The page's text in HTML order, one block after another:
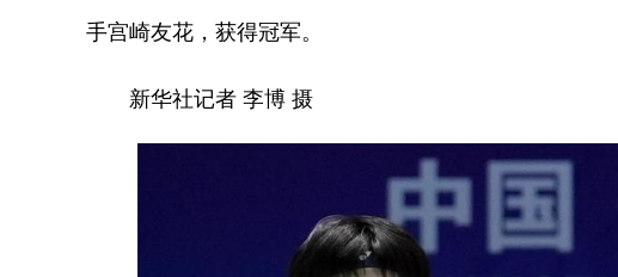
手宫崎友花，获得冠军。
新华社记者 李博 摄